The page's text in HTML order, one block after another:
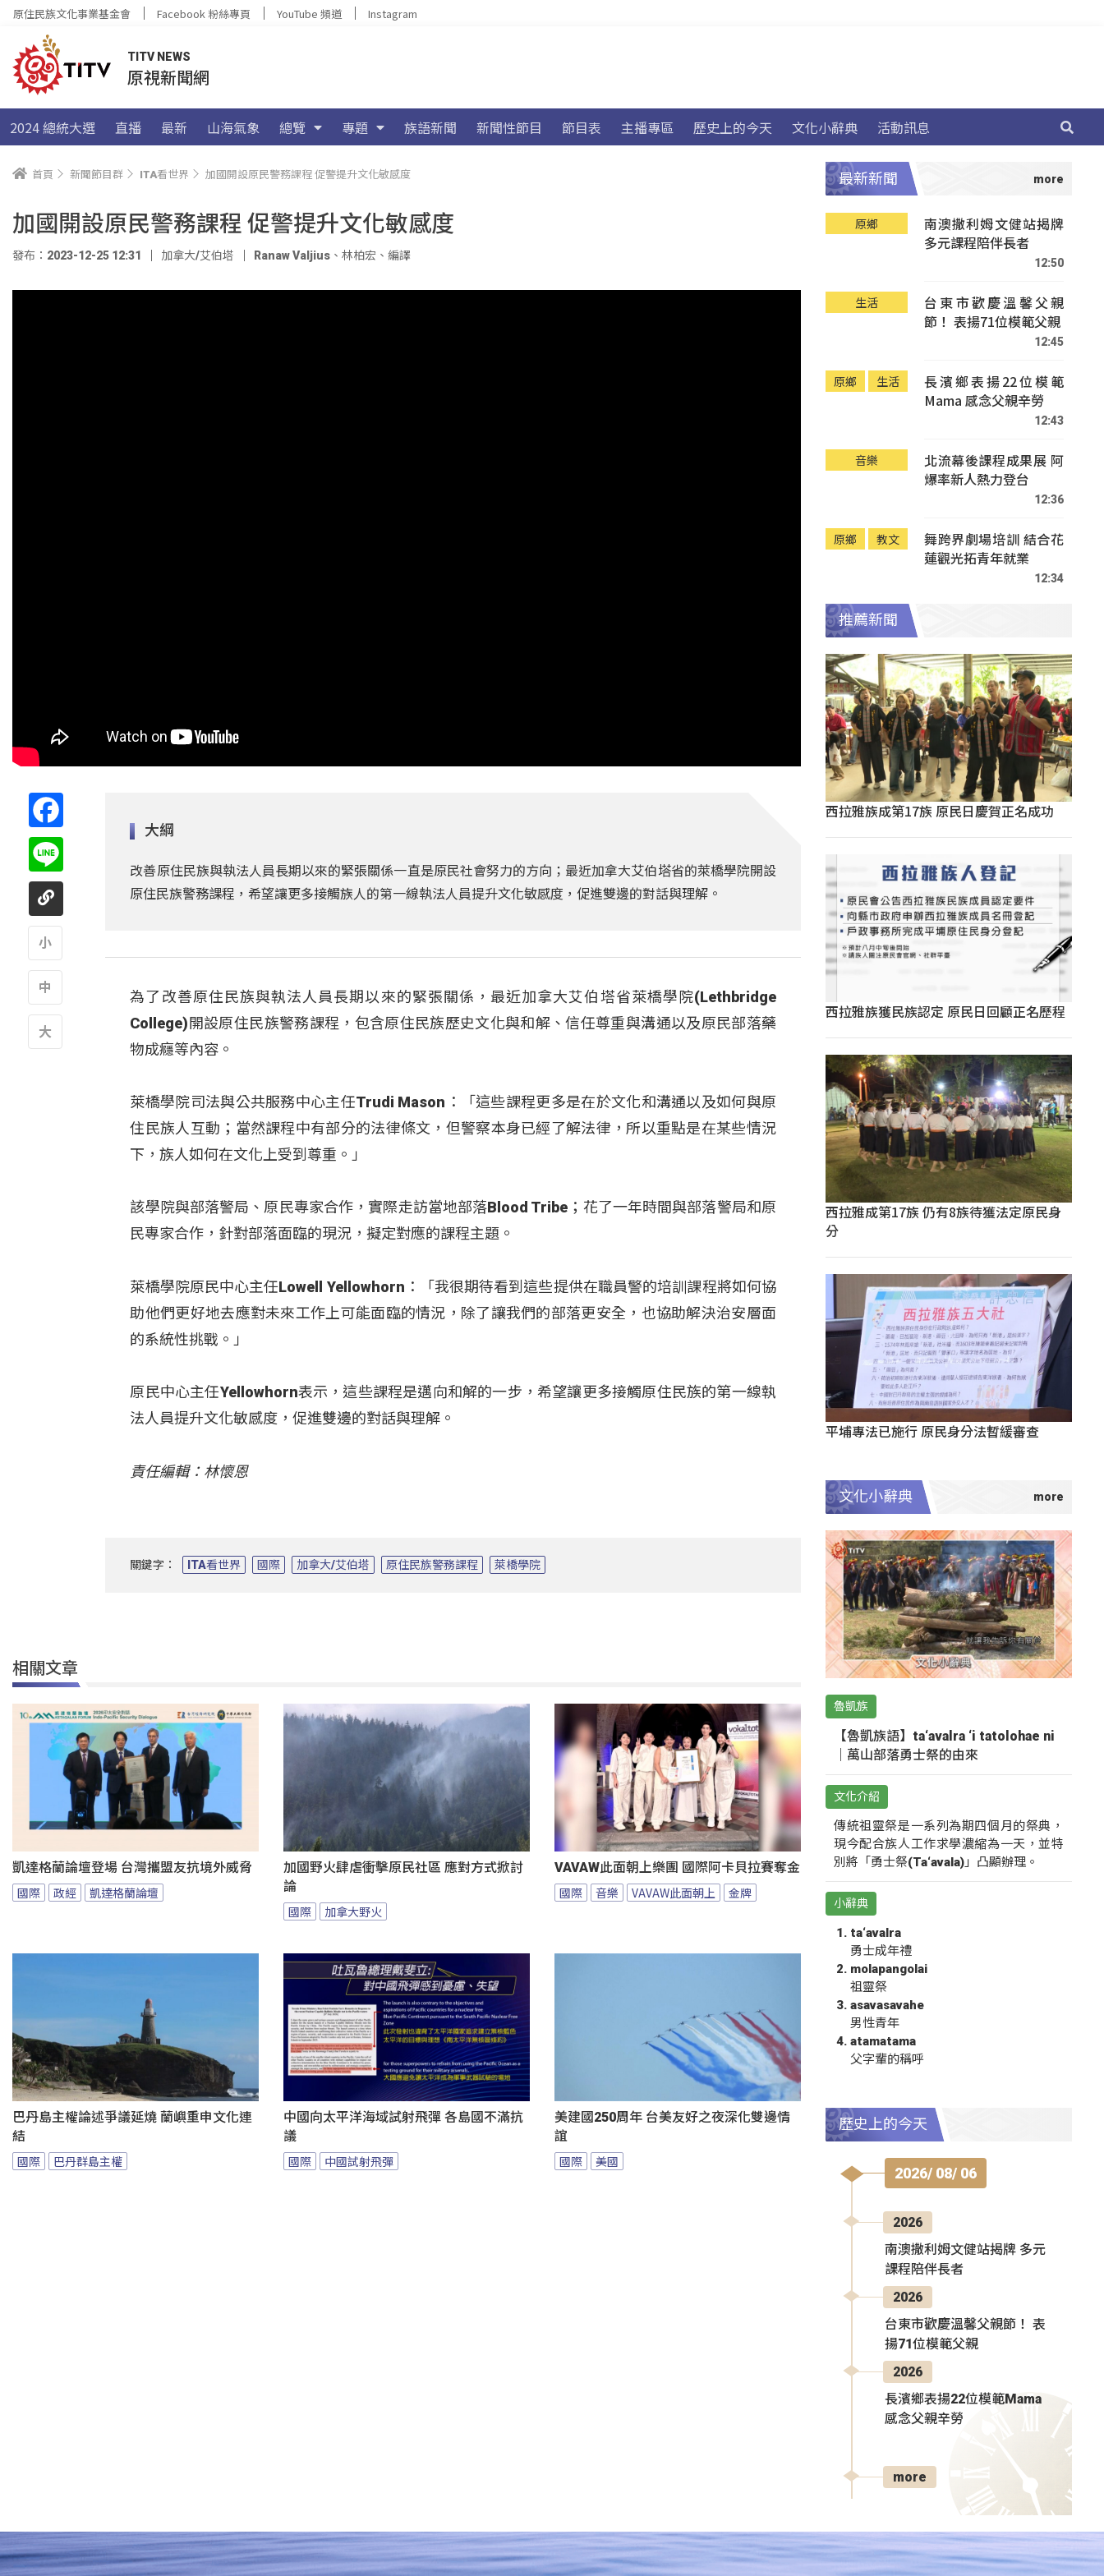
原住民族文化事業基金會 Facebook 粉絲專頁 YouTube 頻道 Instagram
TITV NEWS
原視新聞網
2024 總統大選 直播 最新 山海氣象 總覽 專題 族語新聞 新聞性節目 節目表 主播專區 歷史上的今天 文化小辭典 活動訊息
首頁 新聞節目群 ITA看世界 加國開設原民警務課程 促警提升文化敏感度
加國開設原民警務課程 促警提升文化敏感度
發布：2023-12-25 12:31 加拿大/艾伯塔 Ranaw Valjius 、 林柏宏 、 編譯
大綱
改善原住民族與執法人員長期以來的緊張關係一直是原民社會努力的方向；最近加拿大艾伯塔省的萊橋學院開設
原住民族警務課程，希望讓更多接觸族人的第一線執法人員提升文化敏感度，促進雙邊的對話與理解。
為了改善原住民族與執法人員長期以來的緊張關係，最近加拿大艾伯塔省萊橋學院(Lethbridge
College)開設原住民族警務課程，包含原住民族歷史文化與和解、信任尊重與溝通以及原民部落藥
物成癮等內容。
萊橋學院司法與公共服務中心主任Trudi Mason：「這些課程更多是在於文化和溝通以及如何與原
住民族人互動；當然課程中有部分的法律條文，但警察本身已經了解法律，所以重點是在某些情況
下，族人如何在文化上受到尊重。」
該學院與部落警局、原民專家合作，實際走訪當地部落Blood Tribe；花了一年時間與部落警局和原
民專家合作，針對部落面臨的現況，擬定對應的課程主題。
萊橋學院原民中心主任Lowell Yellowhorn：「我很期待看到這些提供在職員警的培訓課程將如何協
助他們更好地去應對未來工作上可能面臨的情況，除了讓我們的部落更安全，也協助解決治安層面
的系統性挑戰。」
原民中心主任Yellowhorn表示，這些課程是邁向和解的一步，希望讓更多接觸原住民族的第一線執
法人員提升文化敏感度，促進雙邊的對話與理解。
責任編輯：林懷恩
關鍵字： ITA看世界 國際 加拿大/艾伯塔 原住民族警務課程 萊橋學院
相關文章
凱達格蘭論壇登場 台灣攜盟友抗境外威脅
國際 政經 凱達格蘭論壇
加國野火肆虐衝擊原民社區 應對方式掀討
論
國際 加拿大野火
VAVAW此面朝上樂團 國際阿卡貝拉賽奪金
國際 音樂 VAVAW此面朝上 金牌
巴丹島主權論述爭議延燒 蘭嶼重申文化連
結
國際 巴丹群島主權
中國向太平洋海域試射飛彈 各島國不滿抗
議
國際 中國試射飛彈
美建國250周年 台美友好之夜深化雙邊情
誼
國際 美國
最新新聞
原鄉
南澳撒利姆文健站揭牌
多元課程陪伴長者
12:50
生活
台東市歡慶溫馨父親
節！ 表揚71位模範父親
12:45
原鄉 生活
長濱鄉表揚22位模範
Mama 感念父親辛勞
12:43
音樂
北流幕後課程成果展 阿
爆率新人熱力登台
12:36
原鄉 教文
舞跨界劇場培訓 結合花
蓮觀光拓青年就業
12:34
推薦新聞
西拉雅族成第17族 原民日慶賀正名成功
西拉雅族獲民族認定 原民日回顧正名歷程
西拉雅成第17族 仍有8族待獲法定原民身
分
平埔專法已施行 原民身分法暫緩審查
文化小辭典
魯凱族
【魯凱族語】ta‘avalra ‘i tatolohae ni
｜萬山部落勇士祭的由來
文化介紹
傳統祖靈祭是一系列為期四個月的祭典，
現今配合族人工作求學濃縮為一天，並特
別將「勇士祭(Ta‘avala)」凸顯辦理。
小辭典
ta‘avalra
勇士成年禮
molapangolai
祖靈祭
asavasavahe
男性青年
atamatama
父字輩的稱呼
歷史上的今天
2026/ 08/ 06
2026
南澳撒利姆文健站揭牌 多元
課程陪伴長者
2026
台東市歡慶溫馨父親節！ 表
揚71位模範父親
2026
長濱鄉表揚22位模範Mama
感念父親辛勞
more